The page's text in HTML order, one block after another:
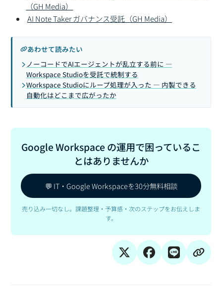
（GH Media）
AI Note Taker ガバナンス受託（GH Media）
あわせて読みたい
ノーコードでAIエージェントが乱立する前に —
Workspace Studioを受託で統制する
Workspace Studioにループ処理が入った — 内製できる
自動化はどこまで広がったか
Google Workspace の運用で困っているこ
とはありませんか
💬 IT・Google Workspaceを30分無料相談
売り込み一切なし。課題整理・予算感・次のステップをお伝えしま
す。